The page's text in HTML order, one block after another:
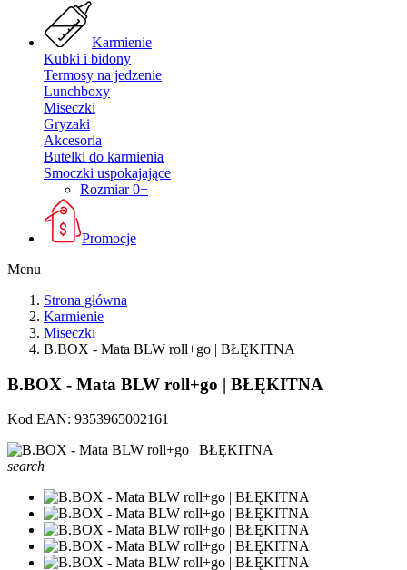
Karmienie
Kubki i bidony
Termosy na jedzenie
Lunchboxy
Miseczki
Gryzaki
Akcesoria
Butelki do karmienia
Smoczki uspokajające
Rozmiar 0+
Promocje
Menu
Strona główna
Karmienie
Miseczki
B.BOX - Mata BLW roll+go | BŁĘKITNA
B.BOX - Mata BLW roll+go | BŁĘKITNA
Kod EAN: 9353965002161
search